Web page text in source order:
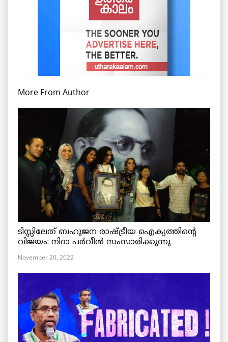
More From Author
ടിസ്സിലേത് ബഹുജന രാഷ്ട്രീയ ഐക്യത്തിന്റെ
വിജയം: നിദാ പർവീൻ സംസാരിക്കുന്നു
November 20, 2022